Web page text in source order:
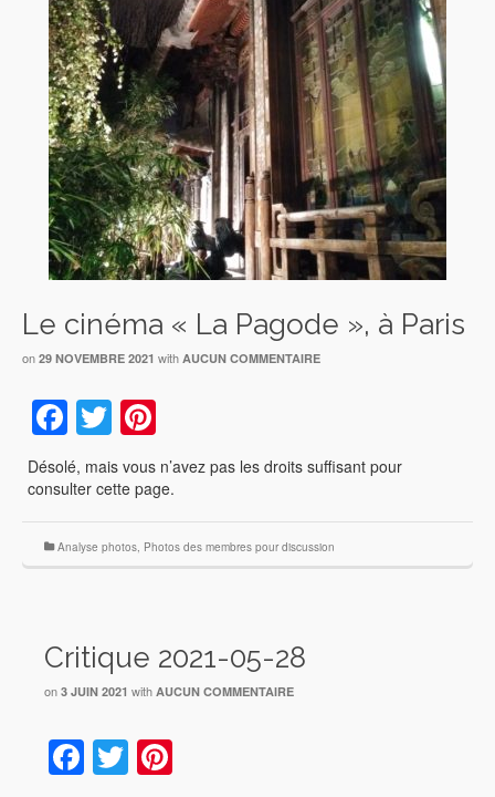
Le cinéma « La Pagode », à Paris
on 29 NOVEMBRE 2021 with AUCUN COMMENTAIRE
Facebook
Twitter
Désolé, mais vous n’avez pas les droits suffisant pour
consulter cette page.
Analyse photos, Photos des membres pour discussion
Critique 2021-05-28
on 3 JUIN 2021 with AUCUN COMMENTAIRE
Facebook
Twitter